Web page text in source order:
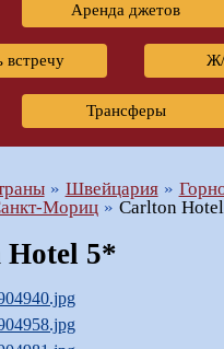
Аренда джетов
встречу Ж/
Трансферы
Швейцария
Мориц Carlton
5*